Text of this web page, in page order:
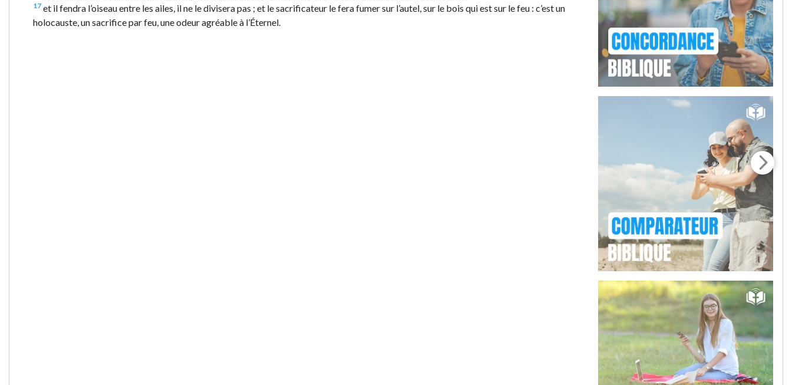
17 et il fendra l’oiseau entre les ailes, il ne le divisera pas ; et le sacrificateur le fera fumer sur l’autel, sur le bois qui est sur le feu : c’est un
holocauste, un sacrifice par feu, une odeur agréable à l’Éternel.